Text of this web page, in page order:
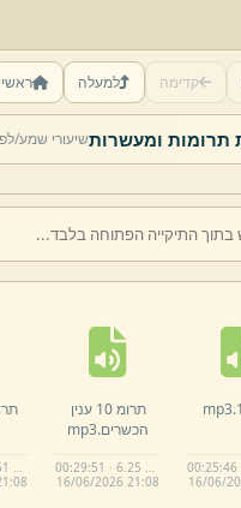
קדימה למעלה ראשי
תרומות ומעשרותשיעורי שמע/
mp3
16/06/
תרומ 10 ענין
הכשרים.mp3
00:29:51 · 6.25 MB
16/06/2026 21:08
00:24:53 · 5.51 MB
08